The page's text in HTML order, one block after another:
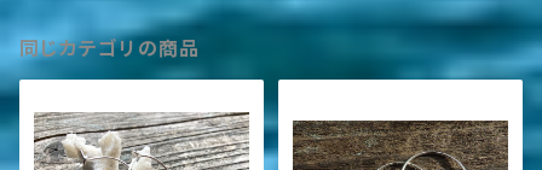
同じカテゴリの商品